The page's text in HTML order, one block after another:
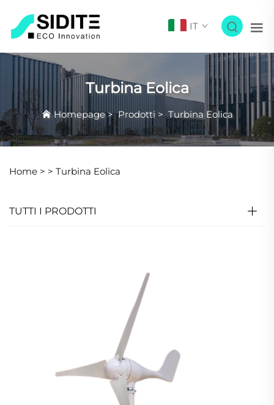
IT
Turbina Eolica
Homepage>Prodotti >Turbina Eolica
Home > > Turbina Eolica
TUTTI I PRODOTTI